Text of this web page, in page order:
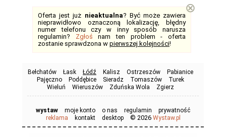
Oferta jest już nieaktualna? Być może zawiera
nieprawidłowo oznaczoną lokalizację, błędny
numer telefonu czy w inny sposób narusza
regulamin? Zgłoś nam ten problem - oferta
zostanie sprawdzona w pierwszej kolejności!
⊗
Bełchatów Łask Łódź Kalisz Ostrzeszów
Pabianice
Pajęczno
Poddębice Sieradz Tomaszów
Turek
Wieluń
Wieruszów Zduńska Wola Zgierz
wystaw moje konto o nas regulamin
prywatność
reklama
kontakt desktop © 2026 Wystaw.pl